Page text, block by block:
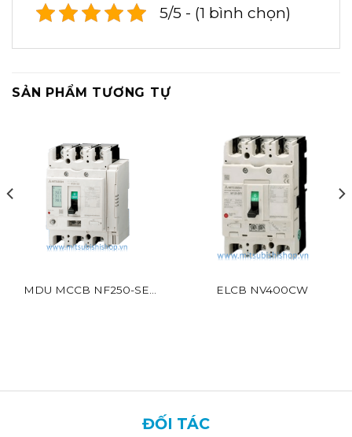
5/5 - (1 bình chọn)
SẢN PHẨM TƯƠNG TỰ
MDU MCCB NF250-SEV
ELCB NV400CW
ĐỐI TÁC